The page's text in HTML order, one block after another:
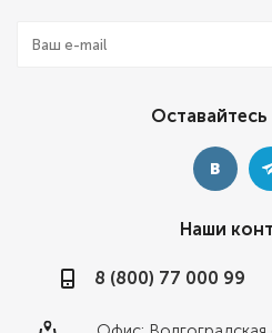
Оставайтесь
Наши
8 (800) 77 000 99